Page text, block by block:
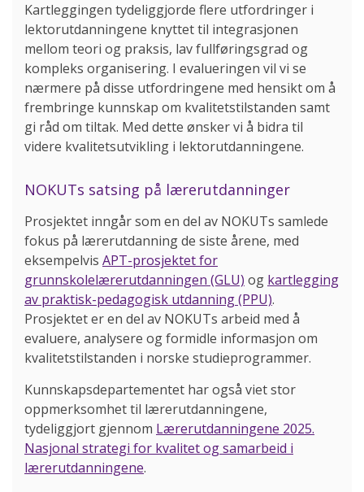
Kartleggingen tydeliggjorde flere utfordringer i
lektorutdanningene knyttet til integrasjonen
mellom teori og praksis, lav fullføringsgrad og
kompleks organisering. I evalueringen vil vi se
nærmere på disse utfordringene med hensikt om å
frembringe kunnskap om kvalitetstilstanden samt
gi råd om tiltak. Med dette ønsker vi å bidra til
videre kvalitetsutvikling i lektorutdanningene.
NOKUTs satsing på lærerutdanninger
Prosjektet inngår som en del av NOKUTs samlede
fokus på lærerutdanning de siste årene, med
eksempelvis APT-prosjektet for
grunnskolelærerutdanningen (GLU) og kartlegging
av praktisk-pedagogisk utdanning (PPU).
Prosjektet er en del av NOKUTs arbeid med å
evaluere, analysere og formidle informasjon om
kvalitetstilstanden i norske studieprogrammer.
Kunnskapsdepartementet har også viet stor
oppmerksomhet til lærerutdanningene,
tydeliggjort gjennom Lærerutdanningene 2025.
Nasjonal strategi for kvalitet og samarbeid i
lærerutdanningene.